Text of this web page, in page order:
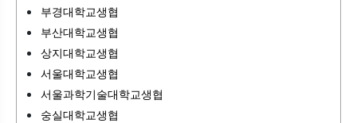
부경대학교생협
부산대학교생협
상지대학교생협
서울대학교생협
서울과학기술대학교생협
숭실대학교생협